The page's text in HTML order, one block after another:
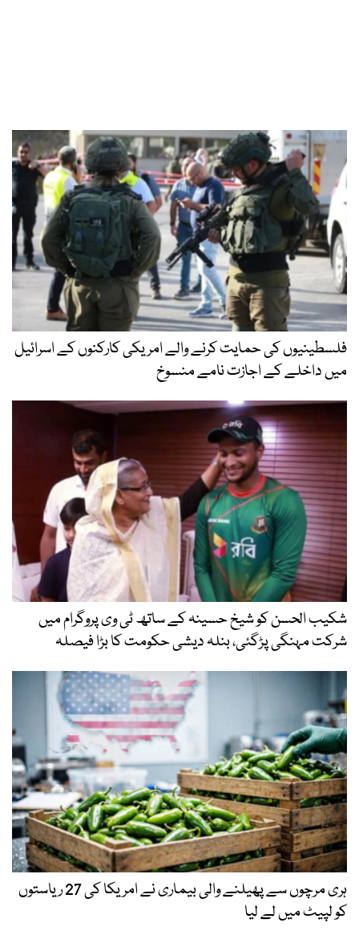
فلسطینیوں کی حمایت کرنے والے امریکی کارکنوں کے اسرائیل
میں داخلے کے اجازت نامے منسوخ
شکیب الحسن کو شیخ حسینہ کے ساتھ ٹی وی پروگرام میں
شرکت مہنگی پڑگئی، بنلہ دیشی حکومت کا بڑا فیصلہ
ہری مرچوں سے پھیلنے والی بیماری نے امریکا کی 27 ریاستوں
کو لپیٹ میں لے لیا